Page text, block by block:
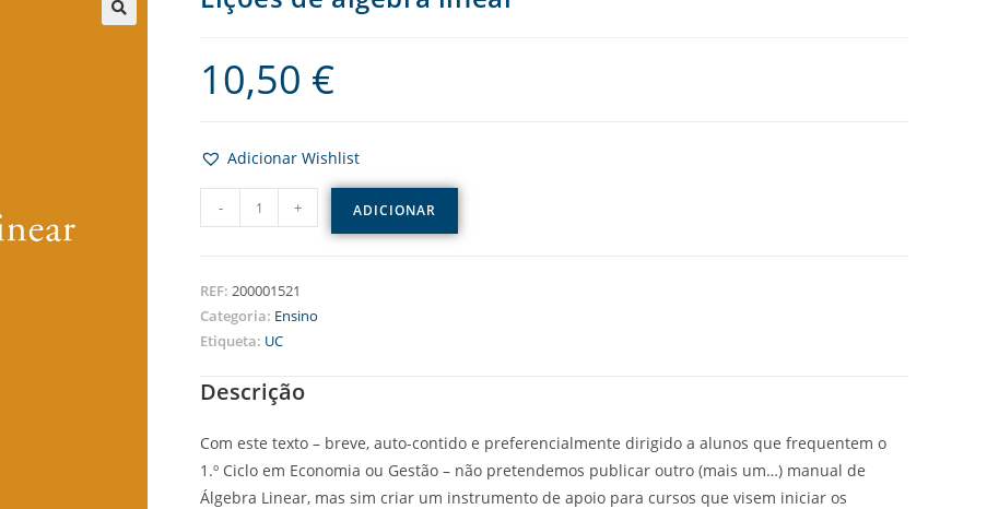
10,50 €
Adicionar Wishlist
- + ADICIONAR
REF: 200001521
Categoria: Ensino
Etiqueta: UC
Descrição
Com este texto – breve, auto-contido e preferencialmente dirigido a alunos que frequentem o
1.º Ciclo em Economia ou Gestão – não pretendemos publicar outro (mais um…) manual de
Álgebra Linear, mas sim criar um instrumento de apoio para cursos que visem iniciar os